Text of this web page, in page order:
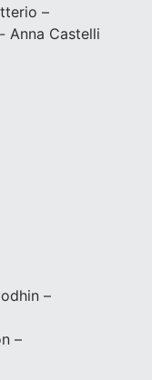
–
Anna Castelli
–
–